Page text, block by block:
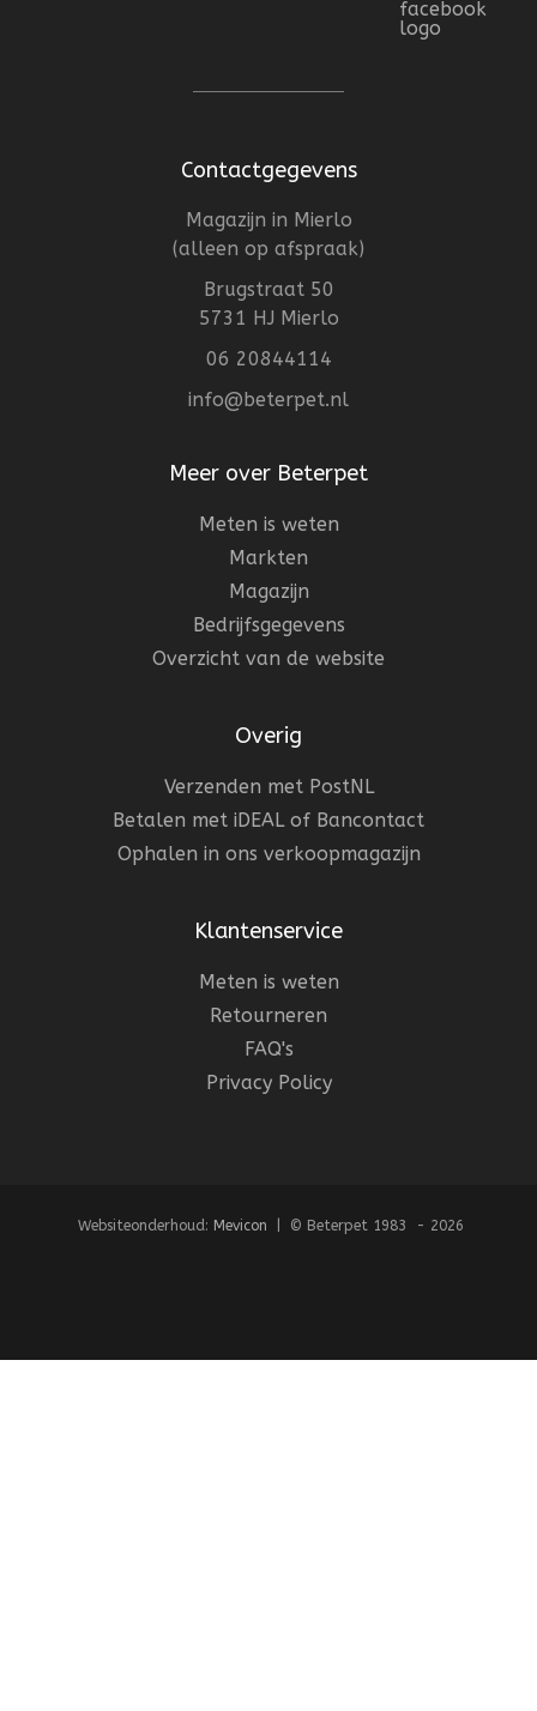
Contactgegevens
Magazijn in Mierlo
(alleen op afspraak)
Brugstraat 50
5731 HJ Mierlo
06 20844114
info@beterpet.nl
Meer over Beterpet
Meten is weten
Markten
Magazijn
Bedrijfsgegevens
Overzicht van de website
Overig
Verzenden met PostNL
Betalen met iDEAL of Bancontact
Ophalen in ons verkoopmagazijn
Klantenservice
Meten is weten
Retourneren
FAQ's
Privacy Policy
Websiteonderhoud: Mevicon | © Beterpet 1983 - 2026